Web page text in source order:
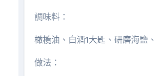
調味料：
橄欖油、白酒1大匙、研磨海鹽
做法：